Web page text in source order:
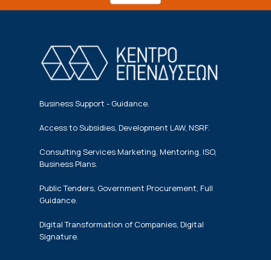
Business Support - Guidance.
Access to Subsidies, Development LAW, NSRF.
Consulting Services Marketing, Mentoring, ISO,
Business Plans.
Public Tenders, Government Procurement, Full
Guidance.
Digital Transformation of Companies, Digital
Signature.